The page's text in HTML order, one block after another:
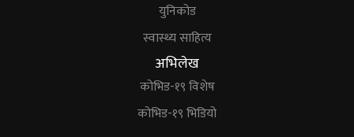
युनिकोड
स्वास्थ्य साहित्य
अभिलेख
कोभिड-१९ विशेष
कोभिड-१९ भिडियो